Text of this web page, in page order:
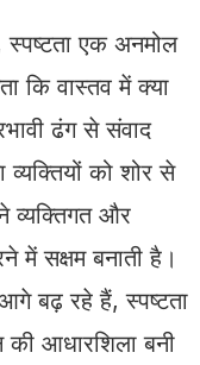
स्पष्टता एक अनमोल
कि वास्तव में क्या
ढंग से संवाद
को शोर से
व्यक्तिगत और
में सक्षम बनाती है।
बढ़ रहे हैं, स्पष्टता
आधारशिला बनी